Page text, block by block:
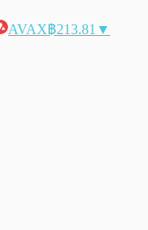
AVAX฿213.81 ▼